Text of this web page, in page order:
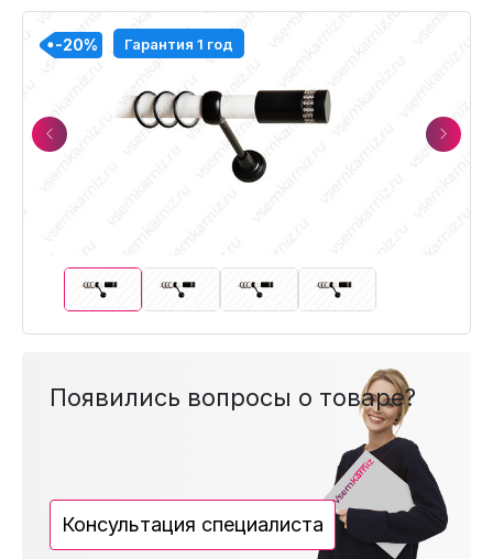
Previous
-20% Гарантия 1 год
-20%
-20%
-20%
Next
Появились вопросы о товаре?
Консультация специалиста